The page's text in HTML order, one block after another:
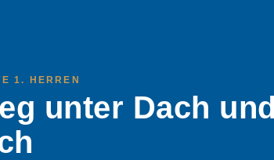
1. HERREN
unter Dach und